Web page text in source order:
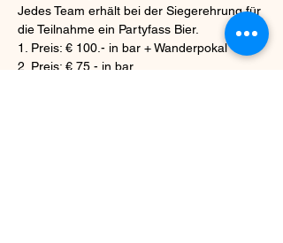
Jedes Team erhält bei der Siegerehrung für
die Teilnahme ein Partyfass Bier.
1. Preis: € 100.- in bar + Wanderpokal
2. Preis: € 75.- in bar